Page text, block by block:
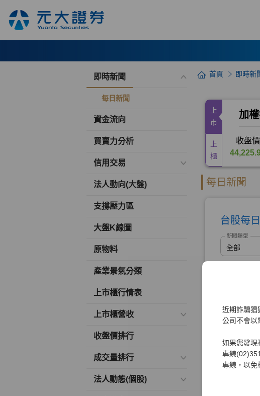
近期詐騙猖
公司不會以
如果您發現
專線
專線，以免
即時新聞
每日新聞
資金流向
買賣力分析
信用交易
法人動向(大盤)
支撐壓力區
大盤K線圖
原物料
產業景氣分類
上市櫃行情表
上市櫃營收
收盤價排行
成交量排行
法人動態(個股)
首頁 即時新